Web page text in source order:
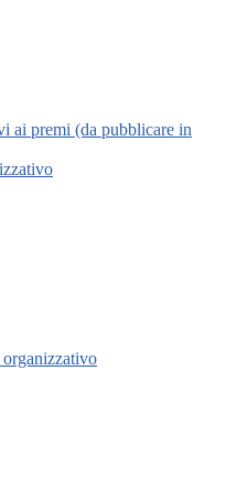
ai premi (da pubblicare in
organizzativo